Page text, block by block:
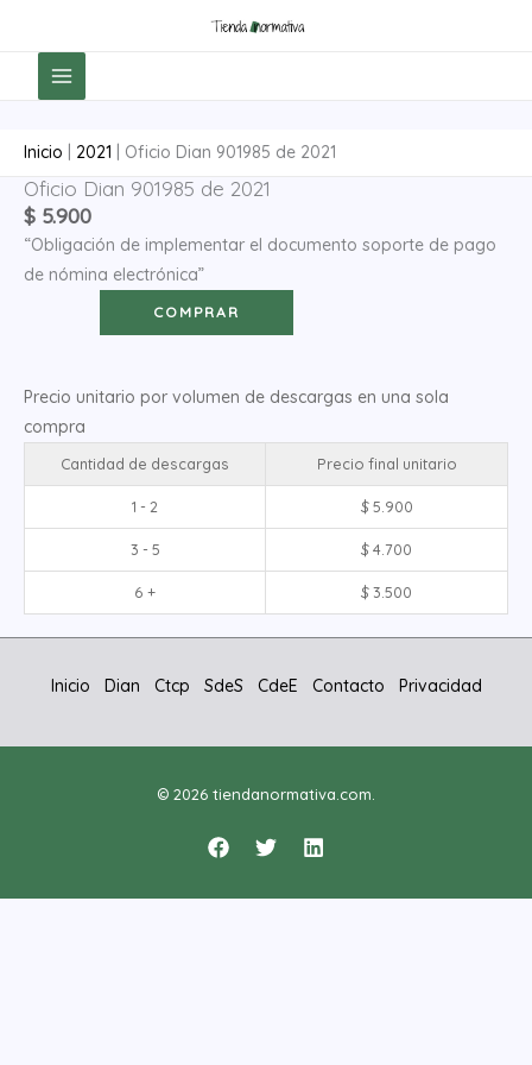
contenido
Inicio 2021 Oficio Dian 901985 de 2021
Oficio Dian 901985 de 2021
$ 5.900
“Obligación de implementar el documento soporte de pago
de nómina electrónica”
Oficio
Dian
901985
de
COMPRAR
Precio unitario por volumen de descargas en una sola
compra
Cantidad de descargas Precio final unitario
1 - 2 $5.900
3 - 5 $4.700
6 + $3.500
Inicio Dian Ctcp SdeS CdeE Contacto Privacidad
© 2026 tiendanormativa.com.